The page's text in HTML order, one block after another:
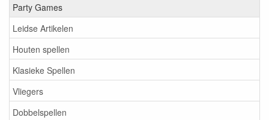
Party Games
Leidse Artikelen
Houten spellen
Klasieke Spellen
Vliegers
Dobbelspellen